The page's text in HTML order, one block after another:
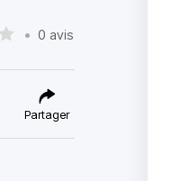
• 0 avis
Partager